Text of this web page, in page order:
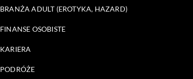
BRANŻA ADULT (EROTYKA, HAZARD)
FINANSE OSOBISTE
KARIERA
PODRÓŻE